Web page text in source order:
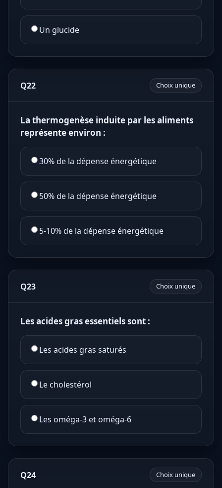
Un glucide
Q22 Choix unique
La thermogenèse induite par les aliments
représente environ :
30% de la dépense énergétique
50% de la dépense énergétique
5-10% de la dépense énergétique
Q23 Choix unique
Les acides gras essentiels sont :
Les acides gras saturés
Le cholestérol
Les oméga-3 et oméga-6
Q24 Choix unique